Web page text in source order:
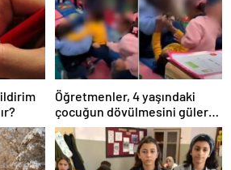
Öğretmenler, 4 yaşındaki
çocuğun dövülmesini gülerek
izledi